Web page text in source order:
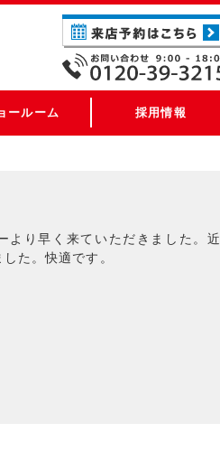
ールーム 採用情報
より早く来ていただきました。近
た。快適です。